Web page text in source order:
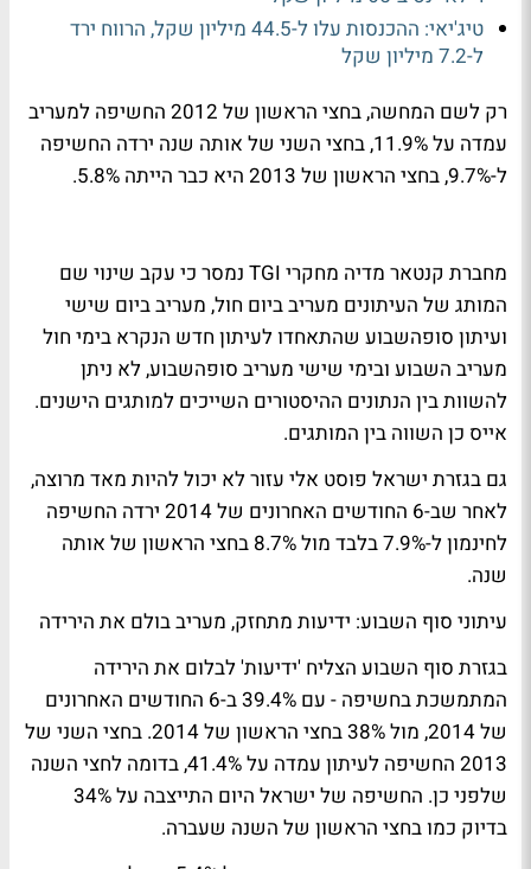
טיג'יאי: ההכנסות עלו ל-44.5 מיליון שקל, הרווח ירד
ל-7.2 מיליון שקל
רק לשם המחשה, בחצי הראשון של 2012 החשיפה למעריב
עמדה על 11.9%, בחצי השני של אותה שנה ירדה החשיפה
ל-9.7%, בחצי הראשון של 2013 היא כבר הייתה 5.8%.
מחברת קנטאר מדיה מחקרי TGI נמסר כי עקב שינוי שם
המותג של העיתונים מעריב ביום חול, מעריב ביום שישי
ועיתון סופהשבוע שהתאחדו לעיתון חדש הנקרא בימי חול
מעריב השבוע ובימי שישי מעריב סופהשבוע, לא ניתן
להשוות בין הנתונים ההיסטורים השייכים למותגים הישנים.
אייס כן השווה בין המותגים.
גם בגזרת ישראל פוסט אלי עזור לא יכול להיות מאד מרוצה,
לאחר שב-6 החודשים האחרונים של 2014 ירדה החשיפה
לחינמון ל-7.9% בלבד מול 8.7% בחצי הראשון של אותה
שנה.
עיתוני סוף השבוע: ידיעות מתחזק, מעריב בולם את הירידה
בגזרת סוף השבוע הצליח 'ידיעות' לבלום את הירידה
המתמשכת בחשיפה - עם 39.4% ב-6 החודשים האחרונים
של 2014, מול 38% בחצי הראשון של 2014. בחצי השני של
2013 החשיפה לעיתון עמדה על 41.4%, בדומה לחצי השנה
שלפני כן. החשיפה של ישראל היום התייצבה על 34%
בדיוק כמו בחצי הראשון של השנה שעברה.